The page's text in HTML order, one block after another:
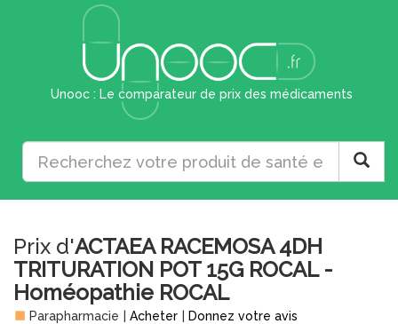
Unooc : Le comparateur de prix des médicaments
Prix d'ACTAEA RACEMOSA 4DH
TRITURATION POT 15G ROCAL -
Homéopathie ROCAL
Parapharmacie Acheter Donnez votre avis